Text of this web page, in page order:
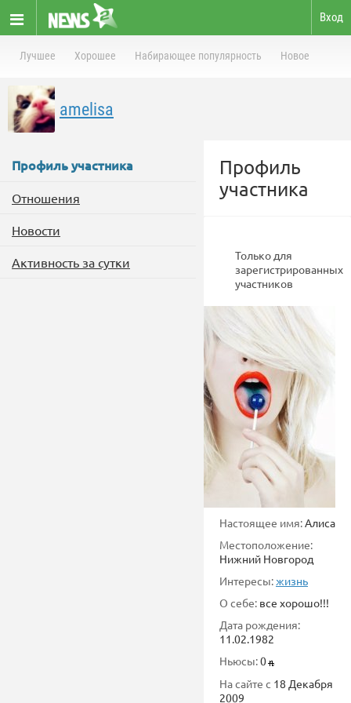
Вход
Лучшее Хорошее Набирающее популярность Новое
amelisa
Профиль участника
Отношения
Новости
Активность за сутки
Профиль
участника
Только для
зарегистрированных
участников
Настоящее имя:Алиса
Местоположение:
Нижний Новгород
Интересы:жизнь
О себе: все хорошо!!!
Дата рождения:
11.02.1982
Ньюсы:0
На сайте с 18 Декабря
2009